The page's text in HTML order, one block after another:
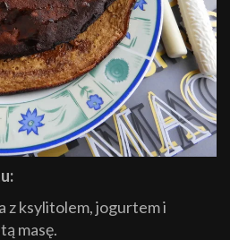
z ksylitolem, jogurtem i
masę.